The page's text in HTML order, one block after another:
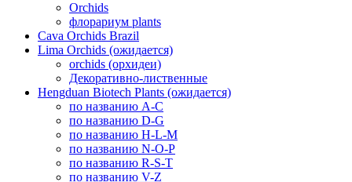
Orchids
флорариум plants
Cava Orchids Brazil
Lima Orchids (ожидается)
orchids (орхидеи)
Декоративно-лиственные
Hengduan Biotech Plants (ожидается)
по названию A-C
по названию D-G
по названию H-L-M
по названию N-O-P
по названию R-S-T
по названию V-Z